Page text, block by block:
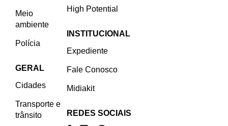
Meio
ambiente
Polícia
GERAL
Cidades
Transporte e
trânsito
High Potential
INSTITUCIONAL
Expediente
Fale Conosco
Midiakit
REDES SOCIAIS